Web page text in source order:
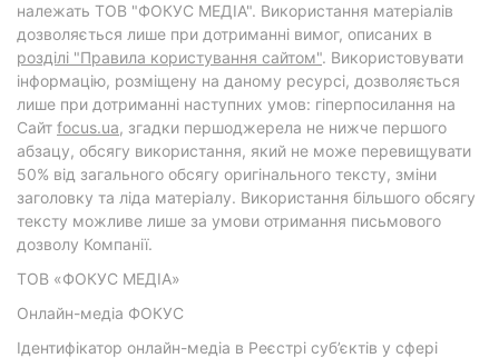
належать ТОВ "ФОКУС МЕДІА". Використання матеріалів
дозволяється лише при дотриманні вимог, описаних в
розділі "Правила користування сайтом". Використовувати
інформацію, розміщену на даному ресурсі, дозволяється
лише при дотриманні наступних умов: гіперпосилання на
Cайт focus.ua, згадки першоджерела не нижче першого
абзацу, обсягу використання, який не може перевищувати
50% від загального обсягу оригінального тексту, зміни
заголовку та ліда матеріалу. Використання більшого обсягу
тексту можливе лише за умови отримання письмового
дозволу Компанії.
ТОВ «ФОКУС МЕДІА»
Онлайн-медіа ФОКУС
Ідентифікатор онлайн-медіа в Реєстрі суб’єктів у сфері